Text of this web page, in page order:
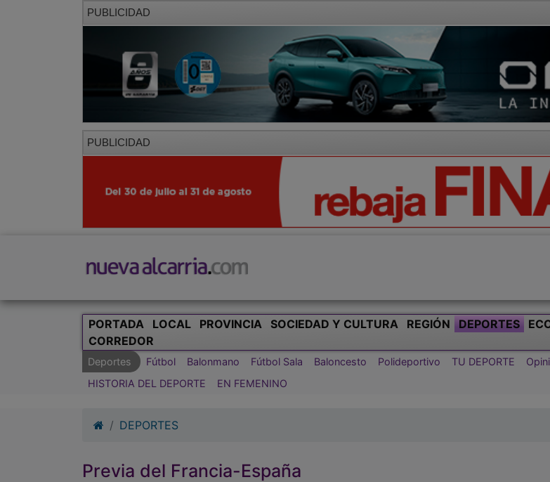
PUBLICIDAD
PUBLICIDAD
PORTADA LOCAL PROVINCIA SOCIEDAD Y CULTURA REGIÓN DEPORTES
CORREDOR
Deportes Fútbol Balonmano Fútbol Sala Baloncesto Polideportivo TU DEPORTE
HISTORIA DEL DEPORTE
EN FEMENINO
DEPORTES
Previa del Francia-España